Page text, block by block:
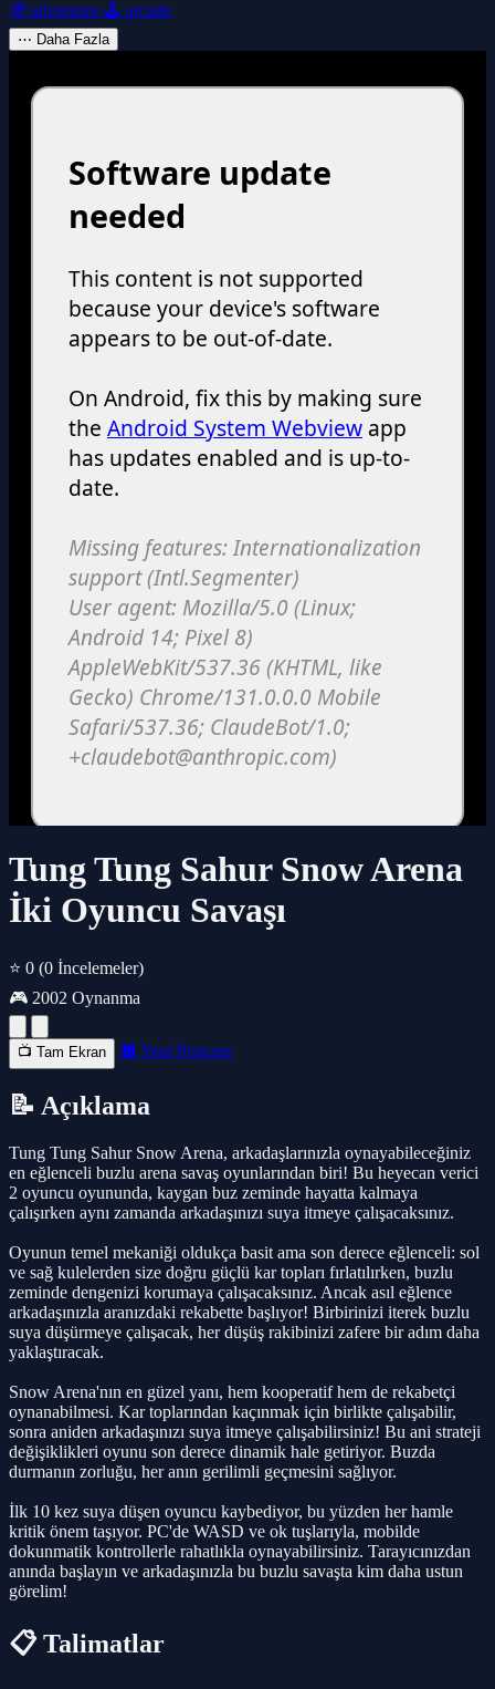
🧭 adventure 🕹️ arcade
⋯ Daha Fazla
Tung Tung Sahur Snow Arena
İki Oyuncu Savaşı
⭐ 0 (0 İncelemeler)
🎮 2002 Oynanma
📺 Tam Ekran 🔲 Yeni Pencere
📝 Açıklama
Tung Tung Sahur Snow Arena, arkadaşlarınızla oynayabileceğiniz
en eğlenceli buzlu arena savaş oyunlarından biri! Bu heyecan verici
2 oyuncu oyununda, kaygan buz zeminde hayatta kalmaya
çalışırken aynı zamanda arkadaşınızı suya itmeye çalışacaksınız.
Oyunun temel mekaniği oldukça basit ama son derece eğlenceli: sol
ve sağ kulelerden size doğru güçlü kar topları fırlatılırken, buzlu
zeminde dengenizi korumaya çalışacaksınız. Ancak asıl eğlence
arkadaşınızla aranızdaki rekabette başlıyor! Birbirinizi iterek buzlu
suya düşürmeye çalışacak, her düşüş rakibinizi zafere bir adım daha
yaklaştıracak.
Snow Arena'nın en güzel yanı, hem kooperatif hem de rekabetçi
oynanabilmesi. Kar toplarından kaçınmak için birlikte çalışabilir,
sonra aniden arkadaşınızı suya itmeye çalışabilirsiniz! Bu ani strateji
değişiklikleri oyunu son derece dinamik hale getiriyor. Buzda
durmanın zorluğu, her anın gerilimli geçmesini sağlıyor.
İlk 10 kez suya düşen oyuncu kaybediyor, bu yüzden her hamle
kritik önem taşıyor. PC'de WASD ve ok tuşlarıyla, mobilde
dokunmatik kontrollerle rahatlıkla oynayabilirsiniz. Tarayıcınızdan
anında başlayın ve arkadaşınızla bu buzlu savaşta kim daha ustun
görelim!
📋 Talimatlar